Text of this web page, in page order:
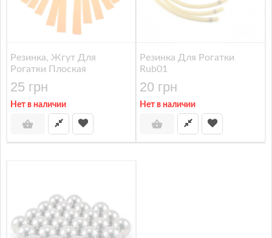
Резинка, Жгут Для
Рогатки Плоская
25 грн
Нет в наличии
Резинка Для Рогатки
Rub01
20 грн
Нет в наличии